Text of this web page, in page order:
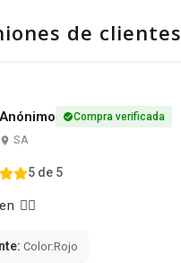
de clientes
Anónimo Compra verificada
SA
5 de 5
👍🏻
Color:Rojo